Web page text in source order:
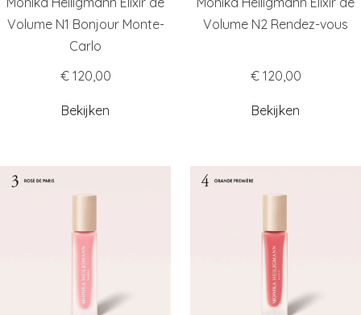
Volume N1 Bonjour Monte-
Carlo
€ 120,00
Bekijken
Volume N2 Rendez-vous
€ 120,00
Bekijken